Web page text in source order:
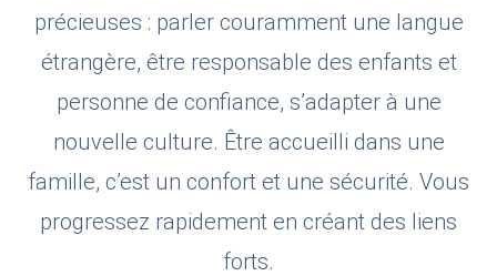
précieuses : parler couramment une langue
étrangère, être responsable des enfants et
personne de confiance, s’adapter à une
nouvelle culture. Être accueilli dans une
famille, c’est un confort et une sécurité. Vous
progressez rapidement en créant des liens
forts.